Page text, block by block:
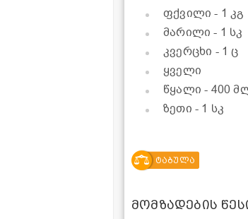
ფქვილი- 1 კგ
მარილი- 1 სკ
კვერცხი - 1 ც
ყველი
წყალი- 400
ზეთი - 1 სკ
ტაბულა
მომზადების